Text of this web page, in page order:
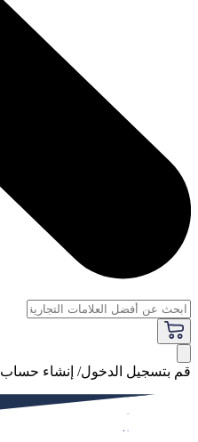
قم بتسجيل الدخول/ إنشاء حساب
فاخر
النساء
الرجال